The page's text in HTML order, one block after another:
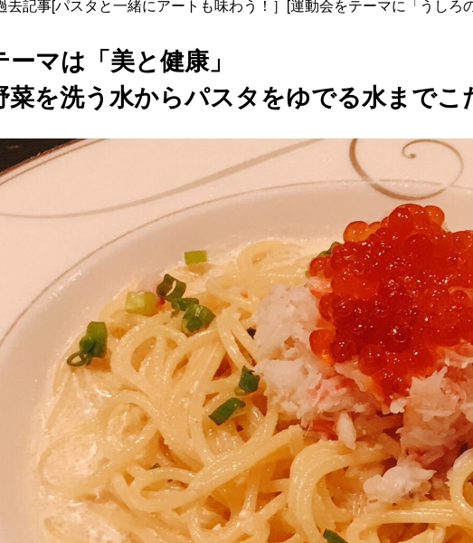
去記事[パスタと一緒にアートも味わう！ ］[運動会をテーマに「うしろ
ーマは「美と健康」
菜を洗う水からパスタをゆでる水までこ